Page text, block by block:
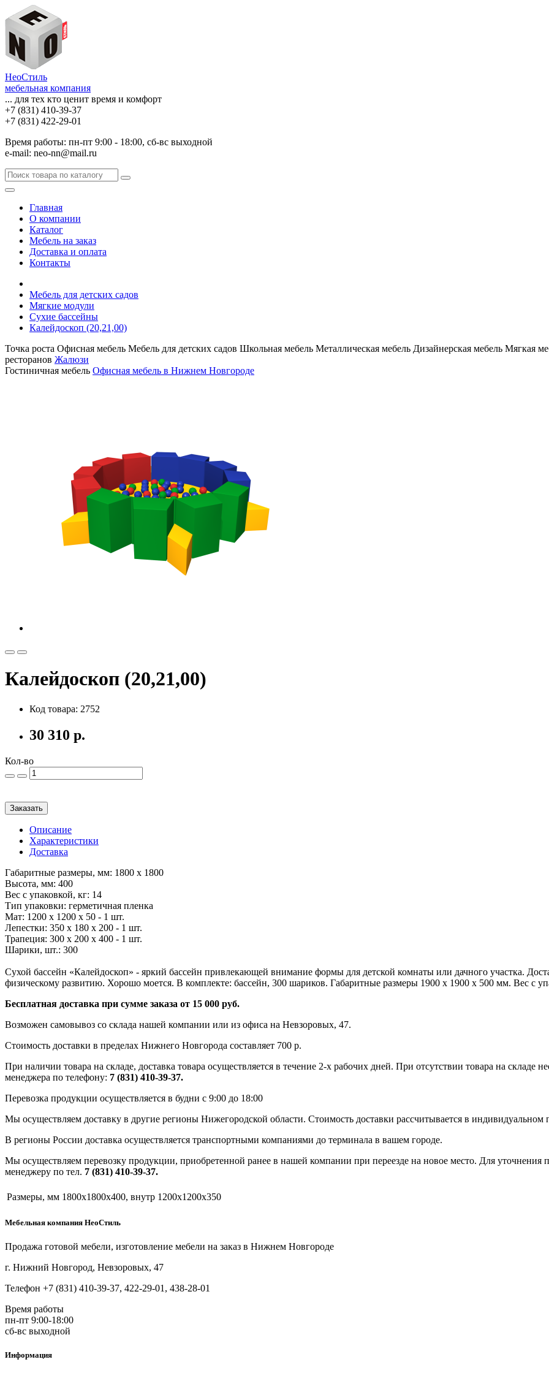
НеоСтиль
мебельная компания
... для тех кто ценит время и комфорт
+7 (831) 410-39-37
+7 (831) 422-29-01
Время работы: пн-пт 9:00 - 18:00, сб-вс выходной
e-mail: neo-nn@mail.ru
Главная
О компании
Каталог
Мебель на заказ
Доставка и оплата
Контакты
Мебель для детских садов
Мягкие модули
Сухие бассейны
Калейдоскоп (20,21,00)
Точка роста Офисная мебель Мебель для детских садов Школьная мебель Металлическая мебель Дизайнерская мебель Мягкая
ресторанов Жалюзи
Гостиничная мебель Офисная мебель в Нижнем Новгороде
Калейдоскоп (20,21,00)
Код товара: 2752
30 310 р.
Кол-во
Заказать
Описание
Характеристики
Доставка
Габаритные размеры, мм: 1800 x 1800
Высота, мм: 400
Вес с упаковкой, кг: 14
Тип упаковки: герметичная пленка
Мат: 1200 x 1200 x 50 - 1 шт.
Лепестки: 350 x 180 x 200 - 1 шт.
Трапеция: 300 x 200 x 400 - 1 шт.
Шарики, шт.: 300
Сухой бассейн «Калейдоскоп» - яркий бассейн привлекающей внимание формы для детской комнаты или дачного участка.
физическому развитию. Хорошо моется. В комплекте: бассейн, 300 шариков. Габаритные размеры 1900 x 1900 x 500 мм. Вес с
Бесплатная доставка при сумме заказа от 15 000 руб.
Возможен самовывоз со склада нашей компании или из офиса на Невзоровых, 47.
Стоимость доставки в пределах Нижнего Новгорода составляет 700 р.
При наличии товара на складе, доставка товара осуществляется в течение 2-х рабочих дней. При отсутствии товара на складе
менеджера по телефону: 7 (831) 410-39-37.
Перевозка продукции осуществляется в будни с 9:00 до 18:00
Мы осуществляем доставку в другие регионы Нижегородской области. Стоимость доставки рассчитывается в индивидуальном
В регионы России доставка осуществляется транспортными компаниями до терминала в вашем городе.
Мы осуществляем перевозку продукции, приобретенной ранее в нашей компании при переезде на новое место. Для уточнения
менеджеру по тел. 7 (831) 410-39-37.
Размеры, мм 1800х1800х400, внутр 1200х1200х350
Мебельная компания НеоСтиль
Продажа готовой мебели, изготовление мебели на заказ в Нижнем Новгороде
г. Нижний Новгород, Невзоровых, 47
Телефон +7 (831) 410-39-37, 422-29-01, 438-28-01
Время работы
пн-пт 9:00-18:00
сб-вс выходной
Информация